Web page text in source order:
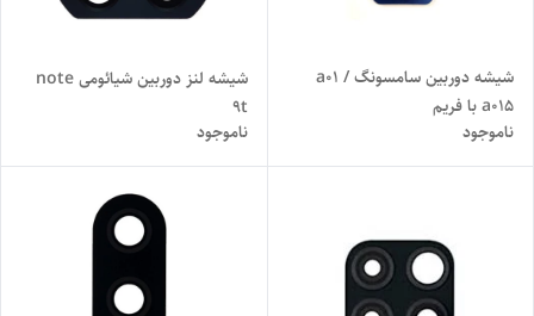
شیشه دوربین سامسونگ a01 /
a015 با فریم
ناموجود
شیشه لنز دوربین شیائومی note
9t
ناموجود